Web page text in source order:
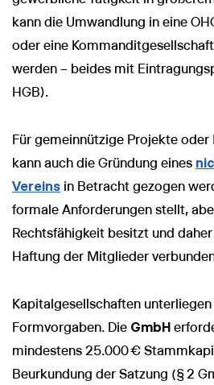
kann die Umwandlung in eine
oder eine
werden – beides mit
HGB).
Für gemeinnützige Projekte oder
kann auch die Gründung eines
Vereins in Betracht gezogen
formale Anforderungen stellt,
Rechtsfähigkeit besitzt und
Haftung der Mitglieder
Kapitalgesellschaften
Formvorgaben. Die GmbH
mindestens 25.000 €
Beurkundung der Satzung (§ 2